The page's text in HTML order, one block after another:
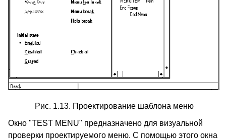
Рис. 1.13. Проектирование шаблона меню
Окно "TEST MENU" предназначено для визуальной
проверки проектируемого меню. С помощью этого окна